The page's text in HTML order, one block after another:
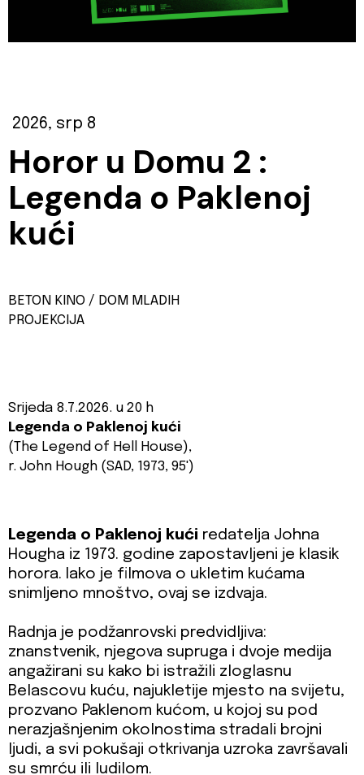
2026, srp 8
Horor u Domu 2 :
Legenda o Paklenoj
kući
BETON KINO / DOM MLADIH
PROJEKCIJA
Srijeda 8.7.2026. u 20 h
Legenda o Paklenoj kući
(The Legend of Hell House),
r. John Hough (SAD, 1973, 95')
Legenda o Paklenoj kući redatelja Johna
Hougha iz 1973. godine zapostavljeni je klasik
horora. Iako je filmova o ukletim kućama
snimljeno mnoštvo, ovaj se izdvaja.
Radnja je podžanrovski predvidljiva:
znanstvenik, njegova supruga i dvoje medija
angažirani su kako bi istražili zloglasnu
Belascovu kuću, najukletije mjesto na svijetu,
prozvano Paklenom kućom, u kojoj su pod
nerazjašnjenim okolnostima stradali brojni
ljudi, a svi pokušaji otkrivanja uzroka završavali
su smrću ili ludilom.